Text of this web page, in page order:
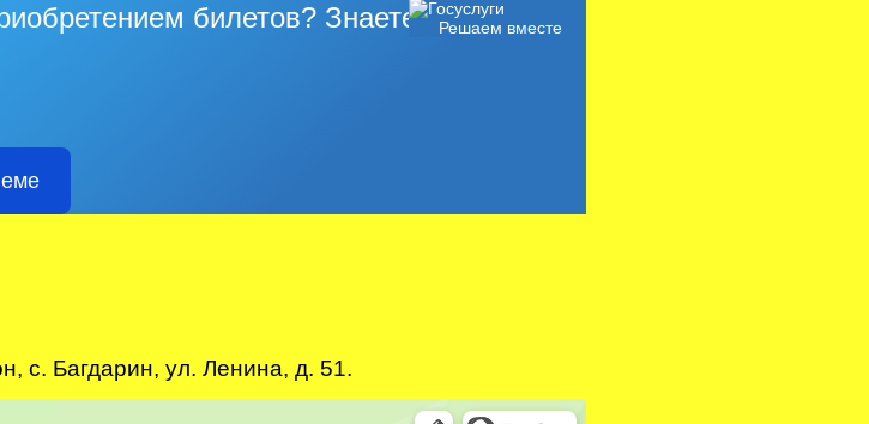
Решаем вместе
билетов? Знаете, как
с. Багдарин, ул. Ленина, д. 51.